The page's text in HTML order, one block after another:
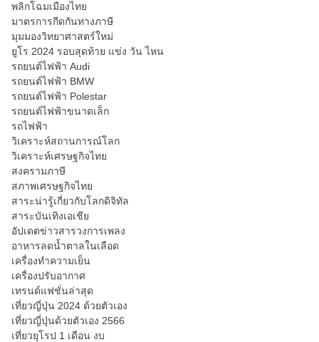
พลิกโฉมเมืองไทย
มาตรการกีดกันทางภาษี
มุมมองวิทยาศาสตร์ใหม่
ยูโร 2024 รอบสุดท้าย แข่ง วัน ไหน
รถยนต์ไฟฟ้า Audi
รถยนต์ไฟฟ้า BMW
รถยนต์ไฟฟ้า Polestar
รถยนต์ไฟฟ้าขนาดเล็ก
รถไฟฟ้า
วิเคราะห์สถานการณ์โลก
วิเคราะห์เศรษฐกิจไทย
สงครามภาษี
สภาพเศรษฐกิจไทย
สาระน่ารู้เกี่ยวกับโลกดิจิทัล
สาระบันเทิงเอเชีย
อัปเดตข่าวสารวงการเพลง
อาหารลดน้ำตาลในเลือด
เครื่องทำความเย็น
เครื่องปรับอากาศ
เทรนด์แฟชั่นล่าสุด
เที่ยวญี่ปุ่น 2024 ด้วยตัวเอง
เที่ยวญี่ปุ่นด้วยตัวเอง 2566
เที่ยวยุโรป 1 เดือน งบ